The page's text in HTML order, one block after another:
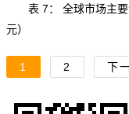
表 7： 全球市场主要
元）
1 2 下